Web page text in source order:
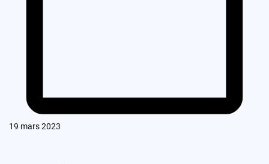
19 mars 2023